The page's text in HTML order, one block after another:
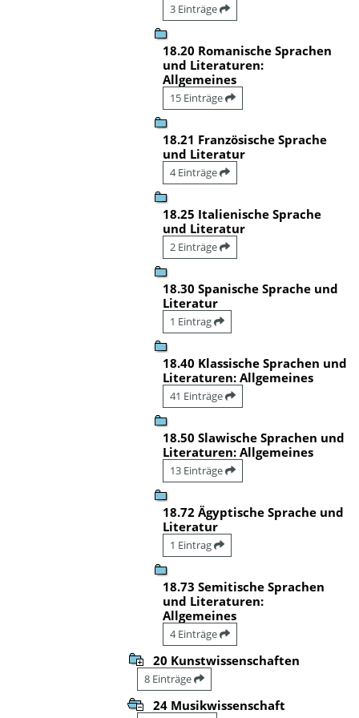
3 Einträge
18.20 Romanische Sprachen
und Literaturen:
Allgemeines
15 Einträge
18.21 Französische Sprache
und Literatur
4 Einträge
18.25 Italienische Sprache
und Literatur
2 Einträge
18.30 Spanische Sprache und
Literatur
1 Eintrag
18.40 Klassische Sprachen und
Literaturen: Allgemeines
41 Einträge
18.50 Slawische Sprachen und
Literaturen: Allgemeines
13 Einträge
18.72 Ägyptische Sprache und
Literatur
1 Eintrag
18.73 Semitische Sprachen
und Literaturen:
Allgemeines
4 Einträge
20 Kunstwissenschaften
8 Einträge
24 Musikwissenschaft